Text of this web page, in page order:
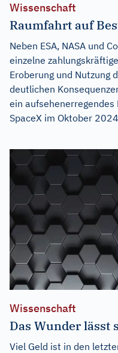
Wissenschaft
Raumfahrt auf
Neben ESA, NASA und
einzelne
Eroberung und Nutzung
deutlichen
ein aufsehenerregendes
SpaceX im Oktober
Wissenschaft
Das Wunder lässt
Viel Geld ist in den